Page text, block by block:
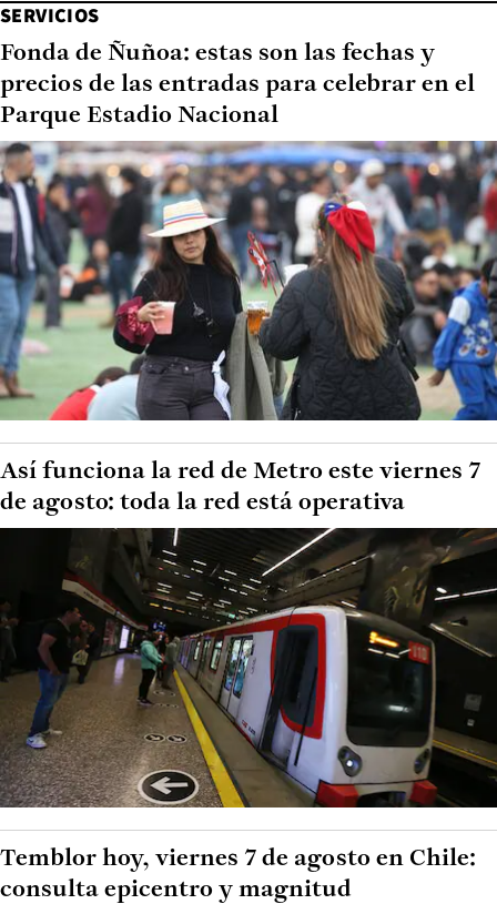
SERVICIOS
Fonda de Ñuñoa: estas son las fechas y
precios de las entradas para celebrar en el
Parque Estadio Nacional
Así funciona la red de Metro este viernes 7
de agosto: toda la red está operativa
Temblor hoy, viernes 7 de agosto en Chile:
consulta epicentro y magnitud